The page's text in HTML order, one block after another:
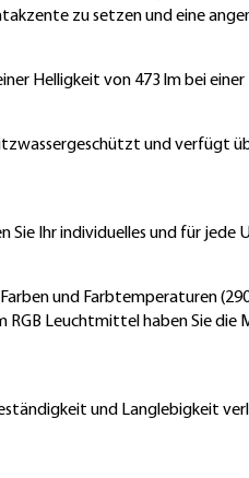
zu setzen und eine
Helligkeit von 473 lm bei
und verfügt
Sie Ihr individuelles und für
und Farbtemperaturen
Leuchtmittel haben Sie die
und Langlebigkeit